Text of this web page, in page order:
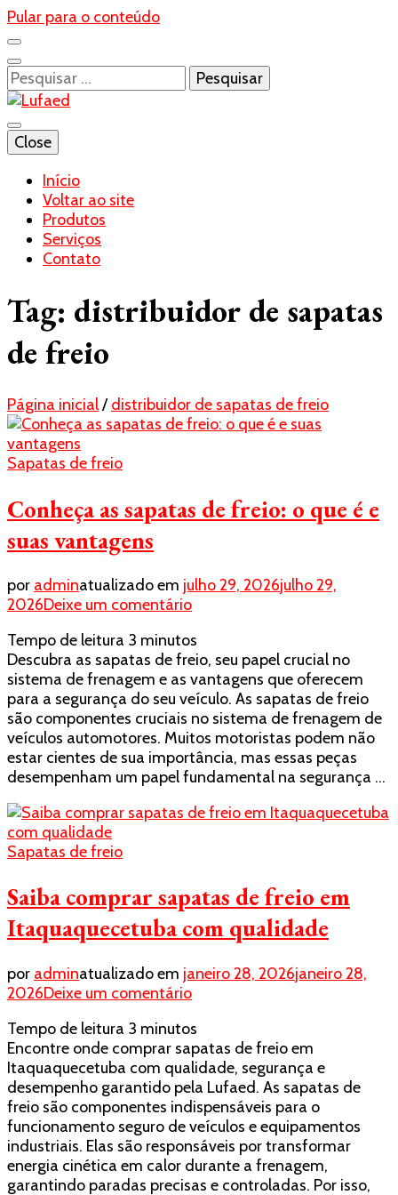
Pular para o conteúdo
Pesquisar
por:
Lufaed
Blog- Lufaed
Close
Início
Voltar ao site
Produtos
Serviços
Contato
Tag: distribuidor de sapatas
de freio
Página inicial/ distribuidor de sapatas de freio
Sapatas de freio
Conheça as sapatas de freio: o que é e
suas vantagens
por adminatualizado em julho 29, 2026julho 29,
2026Deixe um comentárioem
as
sapatas
de
freio:
o
que
é
e
vantagens
Tempo de leitura 3 minutos
Descubra as sapatas de freio, seu papel crucial no
sistema de frenagem e as vantagens que oferecem
para a segurança do seu veículo. As sapatas de freio
são componentes cruciais no sistema de frenagem de
veículos automotores. Muitos motoristas podem não
estar cientes de sua importância, mas essas peças
desempenham um papel fundamental na segurança …
Sapatas de freio
Saiba comprar sapatas de freio em
Itaquaquecetuba com qualidade
por adminatualizado em janeiro 28, 2026janeiro 28,
2026Deixe um comentárioem
comprar
sapatas
de
freio
em
Itaquaquecetuba
com
qualidade
Tempo de leitura 3 minutos
Encontre onde comprar sapatas de freio em
Itaquaquecetuba com qualidade, segurança e
desempenho garantido pela Lufaed. As sapatas de
freio são componentes indispensáveis para o
funcionamento seguro de veículos e equipamentos
industriais. Elas são responsáveis por transformar
energia cinética em calor durante a frenagem,
garantindo paradas precisas e controladas. Por isso,